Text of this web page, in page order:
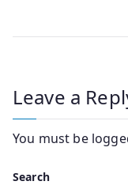
Leave a
You must be
Search